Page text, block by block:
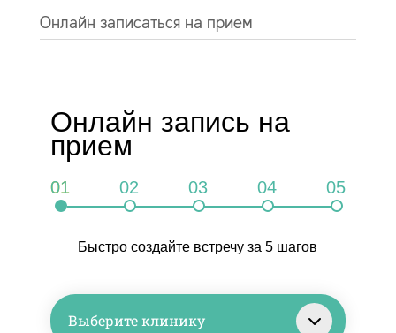
Онлайн записаться на прием
Онлайн запись на
прием
01 02 03 04 05
Быстро создайте встречу за 5 шагов
Выберите клинику